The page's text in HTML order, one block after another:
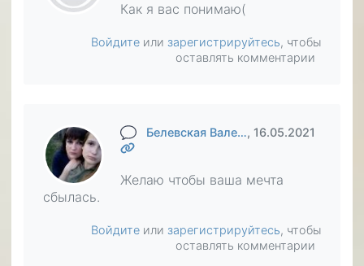
Как я вас понимаю(
Войдите или зарегистрируйтесь, чтобы
оставлять комментарии
Белевская Вале…, 16.05.2021
Желаю чтобы ваша мечта
сбылась.
Войдите или зарегистрируйтесь, чтобы
оставлять комментарии